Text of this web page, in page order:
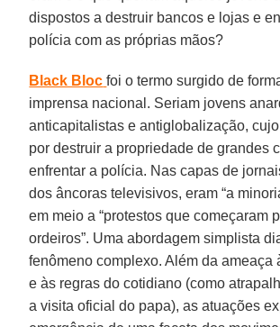
dispostos a destruir bancos e lojas e
polícia com as próprias mãos?
Black Bloc foi o termo surgido de
imprensa nacional. Seriam jovens
anticapitalistas e antiglobalização,
por destruir a propriedade de grandes
enfrentar a polícia. Nas capas de
dos âncoras televisivos, eram “a
em meio a “protestos que começaram
ordeiros”. Uma abordagem simplista
fenômeno complexo. Além da ameaça
e às regras do cotidiano (como
a visita oficial do papa), as atuações